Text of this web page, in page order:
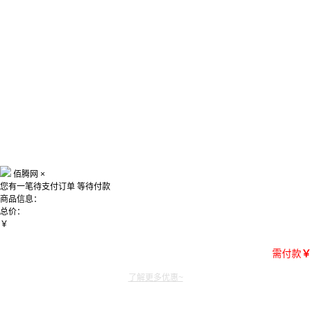
佰腾网 ×
您有一笔待支付订单 等待付款
商品信息：
总价：
￥
需付款￥
了解更多优惠~